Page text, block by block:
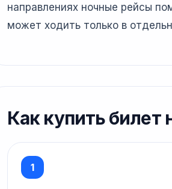
направлениях ночные рейсы
может ходить только в
Как купить билет
1